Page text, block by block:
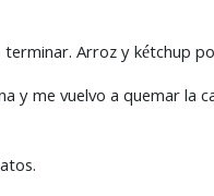
Arroz y kétchup
y me vuelvo a quemar la